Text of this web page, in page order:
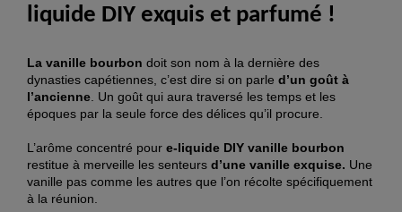
liquide DIY exquis et parfumé !
La vanille bourbon doit son nom à la dernière des
dynasties capétiennes, c’est dire si on parle d’un goût à
l’ancienne. Un goût qui aura traversé les temps et les
époques par la seule force des délices qu’il procure.
L’arôme concentré pour e-liquide DIY vanille bourbon
restitue à merveille les senteurs d’une vanille exquise. Une
vanille pas comme les autres que l’on récolte spécifiquement
à la réunion.